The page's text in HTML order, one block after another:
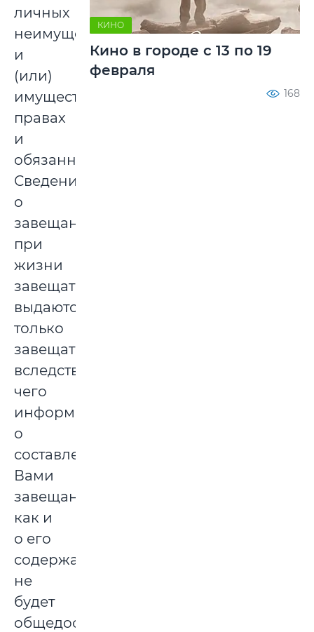
личных
неимущественных
и
(или)
имущественных
правах
и
обязанностях.
Сведения
о
завещании
при
жизни
завещателя
выдаются
только
завещателю,
вследствие
чего
информация
о
составленном
Вами
завещании,
как и
о его
содержании
не
будет
общедоступной.
КИНО
Кино в городе с 13 по 19
февраля
168